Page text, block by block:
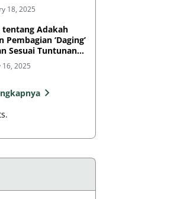
18, 2025
Adakah
Pembagian ‘Daging’
Sesuai Tuntunan
16, 2025